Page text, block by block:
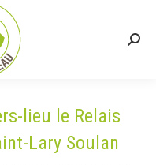
lieu le Relais
Lary Soulan